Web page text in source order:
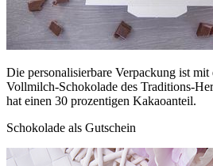
Die personalisierbare Verpackung ist
Vollmilch-Schokolade des Traditions-
hat einen 30 prozentigen Kakaoanteil.
Schokolade als Gutschein